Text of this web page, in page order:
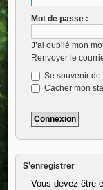
Mot de passe :
J’ai oublié mon
Renvoyer le
Se souvenir de
Cacher mon
S’enregistrer
Vous devez être